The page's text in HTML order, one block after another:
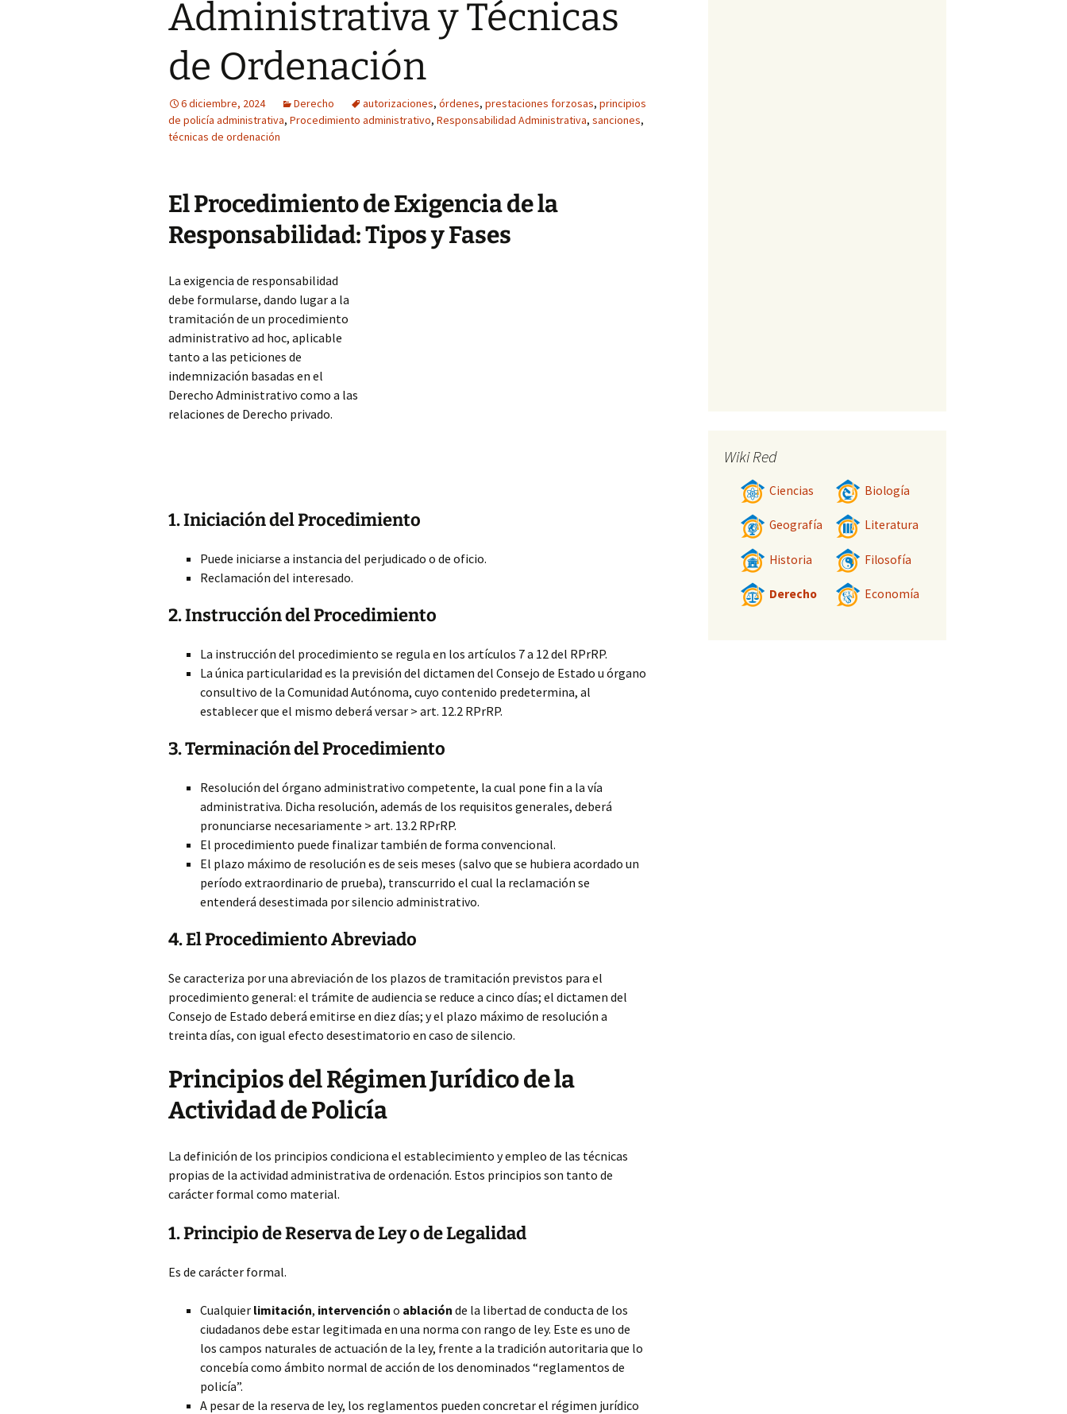
Administrativa y Técnicas
de Ordenación
6 diciembre, 2024 Derecho autorizaciones, órdenes, prestaciones forzosas, principios
de policía administrativa, Procedimiento administrativo, Responsabilidad Administrativa, sanciones,
técnicas de ordenación
El Procedimiento de Exigencia de la
Responsabilidad: Tipos y Fases
La exigencia de responsabilidad
debe formularse, dando lugar a la
tramitación de un procedimiento
administrativo ad hoc, aplicable
tanto a las peticiones de
indemnización basadas en el
Derecho Administrativo como a las
relaciones de Derecho privado.
1. Iniciación del Procedimiento
Puede iniciarse a instancia del perjudicado o de oficio.
Reclamación del interesado.
2. Instrucción del Procedimiento
La instrucción del procedimiento se regula en los artículos 7 a 12 del RPrRP.
La única particularidad es la previsión del dictamen del Consejo de Estado u órgano
consultivo de la Comunidad Autónoma, cuyo contenido predetermina, al
establecer que el mismo deberá versar > art. 12.2 RPrRP.
3. Terminación del Procedimiento
Resolución del órgano administrativo competente, la cual pone fin a la vía
administrativa. Dicha resolución, además de los requisitos generales, deberá
pronunciarse necesariamente > art. 13.2 RPrRP.
El procedimiento puede finalizar también de forma convencional.
El plazo máximo de resolución es de seis meses (salvo que se hubiera acordado un
período extraordinario de prueba), transcurrido el cual la reclamación se
entenderá desestimada por silencio administrativo.
4. El Procedimiento Abreviado
Se caracteriza por una abreviación de los plazos de tramitación previstos para el
procedimiento general: el trámite de audiencia se reduce a cinco días; el dictamen del
Consejo de Estado deberá emitirse en diez días; y el plazo máximo de resolución a
treinta días, con igual efecto desestimatorio en caso de silencio.
Principios del Régimen Jurídico de la
Actividad de Policía
La definición de los principios condiciona el establecimiento y empleo de las técnicas
propias de la actividad administrativa de ordenación. Estos principios son tanto de
carácter formal como material.
1. Principio de Reserva de Ley o de Legalidad
Es de carácter formal.
Cualquier limitación, intervención o ablación de la libertad de conducta de los
ciudadanos debe estar legitimada en una norma con rango de ley. Este es uno de
los campos naturales de actuación de la ley, frente a la tradición autoritaria que lo
concebía como ámbito normal de acción de los denominados “reglamentos de
policía”.
A pesar de la reserva de ley, los reglamentos pueden concretar el régimen jurídico
Wiki Red
Ciencias Biología
Geografía Literatura
Historia Filosofía
Derecho Economía